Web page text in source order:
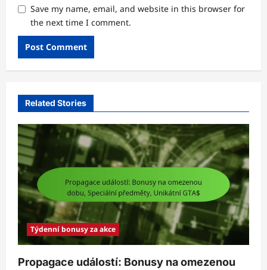
Save my name, email, and website in this browser for
the next time I comment.
Related Stories
Týdenní bonusy za akce
Propagace událostí: Bonusy na omezenou